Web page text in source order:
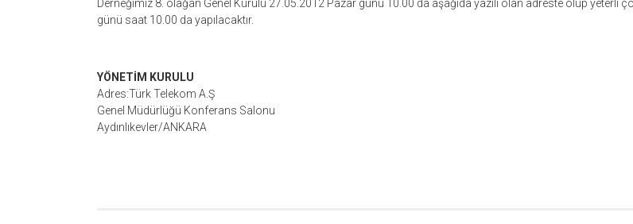
Derneğimiz 8. olağan Genel Kurulu 27.05.2012 Pazar günü 10.00 da aşağıda yazılı olan adreste olup
günü saat 10.00 da yapılacaktır.
YÖNETİM KURULU
Adres:Türk Telekom A.Ş
Genel Müdürlüğü Konferans Salonu
Aydınlıkevler/ANKARA